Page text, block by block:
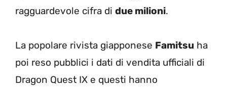
ragguardevole cifra di due milioni.
La popolare rivista giapponese Famitsu ha
poi reso pubblici i dati di vendita ufficiali di
Dragon Quest IX e questi hanno